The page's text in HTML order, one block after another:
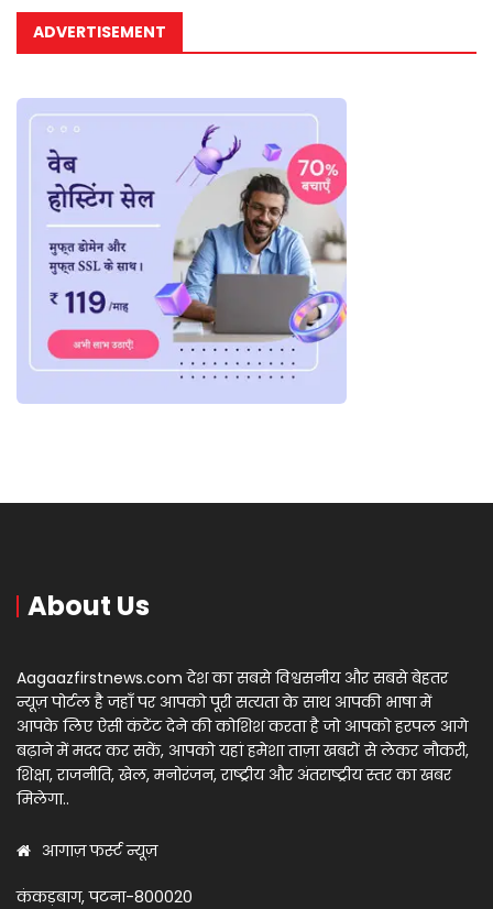
ADVERTISEMENT
About Us
Aagaazfirstnews.com देश का सबसे विश्वसनीय और सबसे बेहतर
न्यूज़ पोर्टल है जहाँ पर आपको पूरी सत्यता के साथ आपकी भाषा में
आपके लिए ऐसी कंटेंट देने की कोशिश करता है जो आपको हरपल आगे
बढ़ाने में मदद कर सकें, आपको यहां हमेशा ताज़ा खबरों से लेकर नौकरी,
शिक्षा, राजनीति, खेल, मनोरंजन, राष्ट्रीय और अंतराष्ट्रीय स्तर का खबर
मिलेगा..
आगाज़ फर्स्ट न्यूज़
कंकड़बाग, पटना-800020